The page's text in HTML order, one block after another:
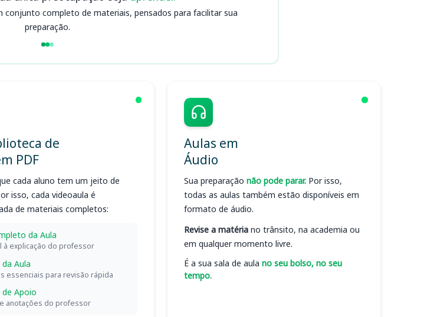
conjunto completo de materiais, pensados para facilitar sua
preparação.
de
PDF
cada aluno tem um jeito de
isso, cada videoaula é
de materiais completos:
da Aula
à explicação do professor
Aula
essenciais para revisão rápida
Apoio
anotações do professor
Aulas em
Áudio
Sua preparação não pode parar. Por isso,
todas as aulas também estão disponíveis em
formato de áudio.
Revise a matéria no trânsito, na academia ou
em qualquer momento livre.
É a sua sala de aula no seu bolso, no seu
tempo.